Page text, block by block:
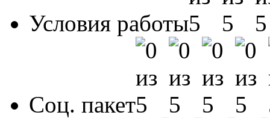
Условия работы
Соц. пакет